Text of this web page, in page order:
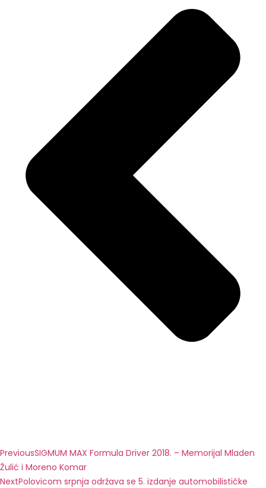
PreviousSIGMUM MAX Formula Driver 2018. – Memorijal Mladen
Žulić i Moreno Komar
NextPolovicom srpnja održava se 5. izdanje automobilističke